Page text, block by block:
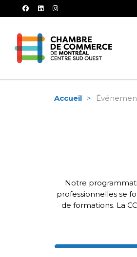
facebooklinkedininstagram
Accueil
Notre
professionnelles se
de formations. La